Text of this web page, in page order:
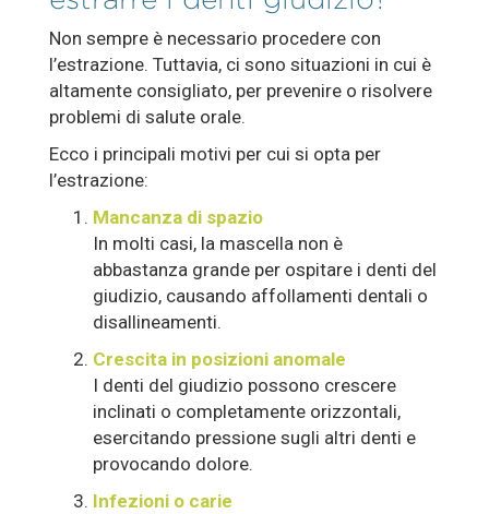
Non sempre è necessario procedere con
l’estrazione. Tuttavia, ci sono situazioni in cui è
altamente consigliato, per prevenire o risolvere
problemi di salute orale.
Ecco i principali motivi per cui si opta per
l’estrazione:
Mancanza di spazio
In molti casi, la mascella non è
abbastanza grande per ospitare i denti del
giudizio, causando affollamenti dentali o
disallineamenti.
Crescita in posizioni anomale
I denti del giudizio possono crescere
inclinati o completamente orizzontali,
esercitando pressione sugli altri denti e
provocando dolore.
Infezioni o carie